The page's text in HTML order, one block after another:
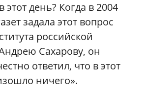
этот день? Когда в 2004
задала этот вопрос
российской
Сахарову, он
ответил, что в этот
ничего».